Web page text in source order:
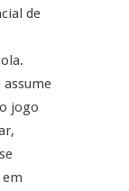
de
assume
jogo